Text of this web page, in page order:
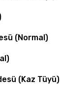
(Normal)
(Kaz Tüyü)